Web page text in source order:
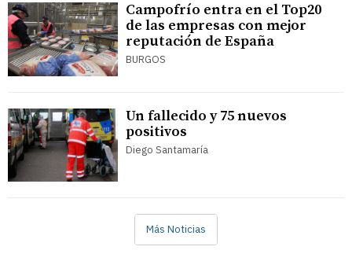
Campofrío entra en el Top20
de las empresas con mejor
reputación de España
BURGOS
Un fallecido y 75 nuevos
positivos
Diego Santamaría
Más Noticias